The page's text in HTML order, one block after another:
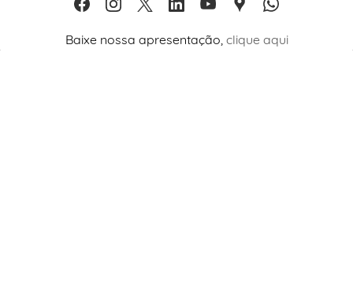
Baixe nossa apresentação, clique aqui